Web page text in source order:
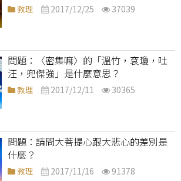
教理 2017/12/25 37039
〈密集嘛〉的「溫竹，袞瓊，吐
汪，兜傑強」是什麼意思？
教理 2017/12/11 30365
請問大菩提心跟大悲心的差別是
什麼？
教理 2017/11/16 91378